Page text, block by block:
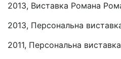
2013, Виставка Романа
2013, Персональна
2011, Персональна